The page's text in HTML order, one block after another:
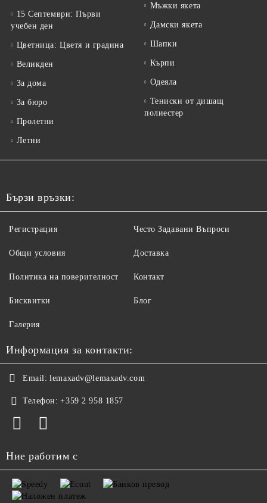
15 Септември: Първи
учебен ден
Цветница: Цветя и градина
Великден
За дома
За бюро
Пролетни
Летни
Мъжки якета
Дамски якета
Шапки
Кърпи
Одеяла
Тениски от дишащ
полиестер
Бързи връзки:
Регистрация
Общи условия
Политика на поверителност
Бисквитки
Често Задавани Въпроси
Доставка
Контакт
Блог
Галерия
Информация за контакти:
Email: lemaxadv@lemaxadv.com
Телефон: +359 2 958 1857
Ние работим с